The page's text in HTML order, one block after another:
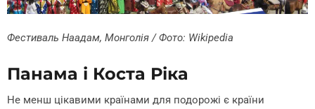
Фестиваль Наадам, Монголія / Фото: Wikipedia
Панама і Коста Ріка
Не менш цікавими країнами для подорожі є країни